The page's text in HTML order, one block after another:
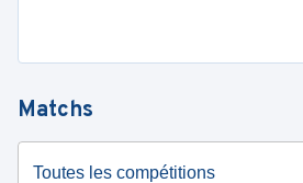
Matchs
Toutes les compétitions